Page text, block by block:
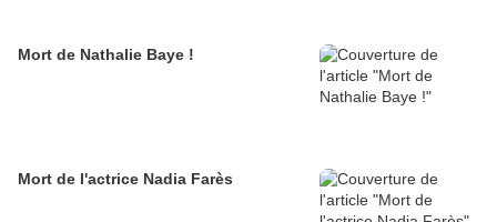
Mort de Nathalie Baye !
Mort de l'actrice Nadia Farès